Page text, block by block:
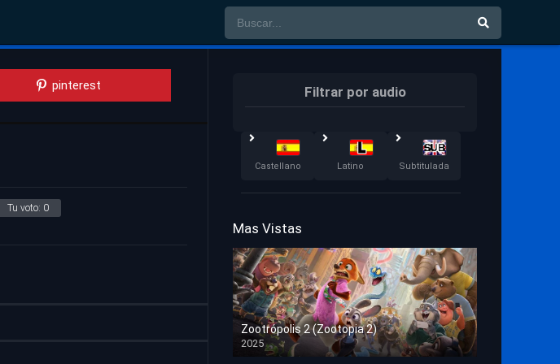
pinterest
Tu voto: 0
Filtrar por audio
Castellano Latino Subtitulada
Mas Vistas
Zootrópolis 2 (Zootopia 2)
2025
HD 1080p